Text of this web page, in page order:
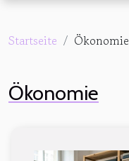
Startseite Ökonomie
Ökonomie